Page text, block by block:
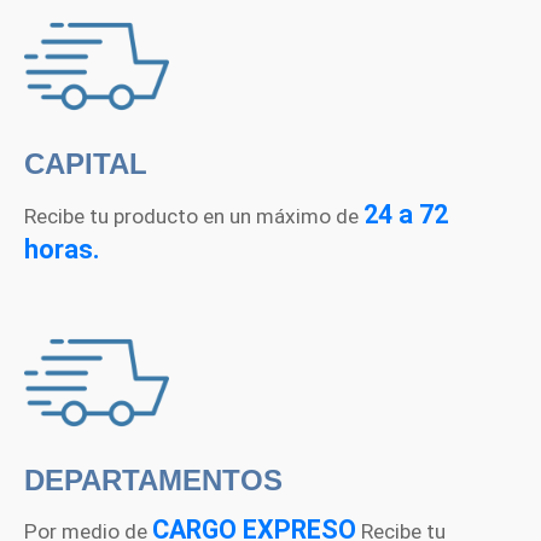
CAPITAL
Recibe tu producto en un máximo de 24 a 72
horas.
DEPARTAMENTOS
Por medio de CARGO EXPRESO Recibe tu